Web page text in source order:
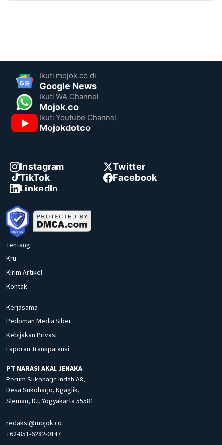
Ikuti mojok.co di
Google News
Ikuti WA Channel
Mojok.co
Ikuti Youtube Channel
Mojokdotco
Instagram
Twitter
TikTok
Facebook
LinkedIn
Tentang
Kru
Kirim Artikel
Kontak
Kerjasama
Pedoman Media Siber
Kebijakan Privasi
Laporan Transparansi
PT NARASI AKAL JENAKA
Perum Sukoharjo Indah A8,
Desa Sukoharjo, Ngaglik,
Sleman, D.I. Yogyakarta 55581
redaksi@mojok.co
+62-851-6282-0147